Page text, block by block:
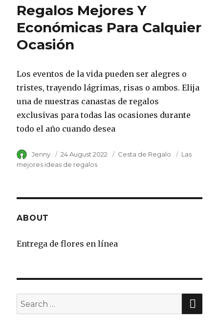
Regalos Mejores Y
Económicas Para Calquier
Ocasión
Los eventos de la vida pueden ser alegres o
tristes, trayendo lágrimas, risas o ambos. Elija
una de nuestras canastas de regalos
exclusivas para todas las ocasiones durante
todo el año cuando desea
Author
Jenny
Posted
on
24 August 2022 Category
Cesta de Regalo Tags
Las
mejores ideas de regalos
ABOUT
Entrega de flores en línea
Search
for: